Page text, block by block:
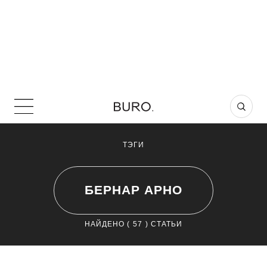
ТЭГИ
БЕРНАР АРНО
НАЙДЕНО ( 57 ) СТАТЬИ